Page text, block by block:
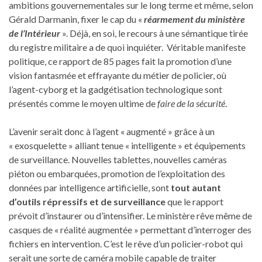
ambitions gouvernementales sur le long terme et même, selon
Gérald Darmanin, fixer le cap du « réarmement du ministère
de l’Intérieur ». Déjà, en soi, le recours à une sémantique tirée
du registre militaire a de quoi inquiéter. Véritable manifeste
politique, ce rapport de 85 pages fait la promotion d’une
vision fantasmée et effrayante du métier de policier, où
l’agent-cyborg et la gadgétisation technologique sont
présentés comme le moyen ultime defaire de la sécurité.
L’avenir serait donc à l’agent « augmenté » grâce à un
« exosquelette » alliant tenue « intelligente » et équipements
de surveillance. Nouvelles tablettes, nouvelles caméras
piéton ou embarquées, promotion de l’exploitation des
données par intelligence artificielle, sont tout autant
d’outils répressifs et de surveillanceque le rapport
prévoit d’instaurer ou d’intensifier. Le ministère rêve même de
casques de « réalité augmentée » permettant d’interroger des
fichiers en intervention. C’est le rêve d’un policier-robot qui
serait une sorte de caméra mobile capable de traiter